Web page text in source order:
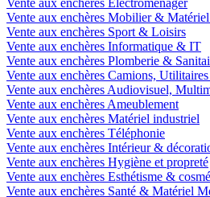
Vente aux enchères Mobilier & Matériel
Vente aux enchères Sport & Loisirs
Vente aux enchères Informatique & IT
Vente aux enchères Plomberie &
Vente aux enchères Camions,
Vente aux enchères Audiovisuel,
Vente aux enchères Ameublement
Vente aux enchères Matériel industriel
Vente aux enchères Téléphonie
Vente aux enchères Intérieur &
Vente aux enchères Hygiène et propreté
Vente aux enchères Esthétisme &
Vente aux enchères Santé & Matériel